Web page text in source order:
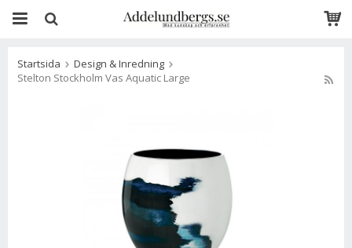
Startsida
Design & Inredning
Stelton Stockholm Vas Aquatic Large